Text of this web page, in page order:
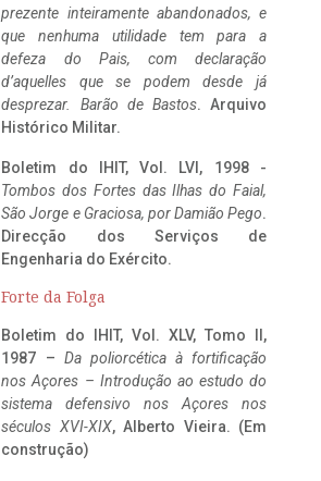
prezente inteiramente abandonados, e
que nenhuma utilidade tem para a
defeza do Pais, com declaração
d’aquelles que se podem desde já
desprezar. Barão de Bastos. Arquivo
Histórico Militar.
Boletim do IHIT, Vol. LVI, 1998 -
Tombos dos Fortes das Ilhas do Faial,
São Jorge e Graciosa, por Damião Pego.
Direcção dos Serviços de
Engenharia do Exército.
Forte da Folga
Boletim do IHIT, Vol. XLV, Tomo II,
1987 – Da poliorcética à fortificação
nos Açores – Introdução ao estudo do
sistema defensivo nos Açores nos
séculos XVI-XIX, Alberto Vieira. (Em
construção)